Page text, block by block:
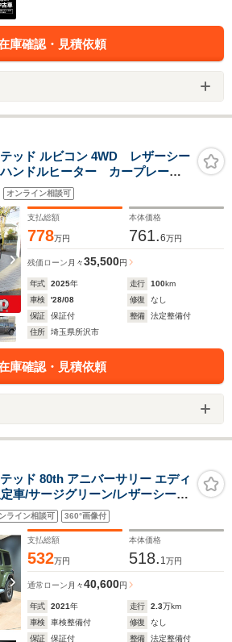
庫確認・見積依頼
ッド ルビコン 4WD レザーシー
ンドルヒーター カープレー対
ETC LEDヘッドライト ア
トロール バックカメラ
オンライン相談可
支払総額
778万円
本体価格
761.6万円
残価ローン 月々35,500円
年式 2025年 走行 100km
車検
'28/08 修復
なし
保証
保証付 整備
法定整備付
住所
埼玉県所沢市
庫確認・見積依頼
ッド 80th アニバーサリー エディ
車/サージグリーン/レザーシート/
ングヒーター/専用アルミ/専用イ
/ALPINEスピーカ
ランプ/AppleCarPlay/フルセグ/
ライン相談可 360°画像付
支払総額
532万円
本体価格
518. 1万円
通常ローン 月々40,600円
年式 2021年 走行 2.3万km
車検
車検整備付 修復
なし
保証
保証付 整備
法定整備付